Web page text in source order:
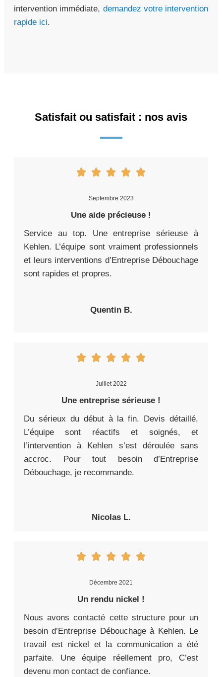
intervention immédiate, demandez votre intervention
rapide ici.
Satisfait ou satisfait : nos avis
Septembre 2023
Une aide précieuse !
Service au top. Une entreprise sérieuse à
Kehlen. L’équipe sont vraiment professionnels
et leurs interventions d’Entreprise Débouchage
sont rapides et propres.
Quentin B.
Juillet 2022
Une entreprise sérieuse !
Du sérieux du début à la fin. Devis détaillé,
L’équipe sont réactifs et soignés, et
l’intervention à Kehlen s’est déroulée sans
accroc. Pour tout besoin d’Entreprise
Débouchage, je recommande.
Nicolas L.
Décembre 2021
Un rendu nickel !
Nous avons contacté cette structure pour un
besoin d’Entreprise Débouchage à Kehlen. Le
travail est nickel et la communication a été
parfaite. Une équipe réellement pro, C’est
devenu mon contact de confiance.